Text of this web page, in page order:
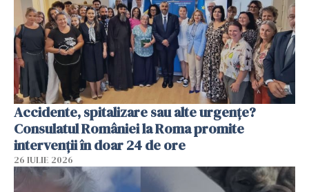
Accidente, spitalizare sau alte urgențe?
Consulatul României la Roma promite
intervenții în doar 24 de ore
26 IULIE 2026